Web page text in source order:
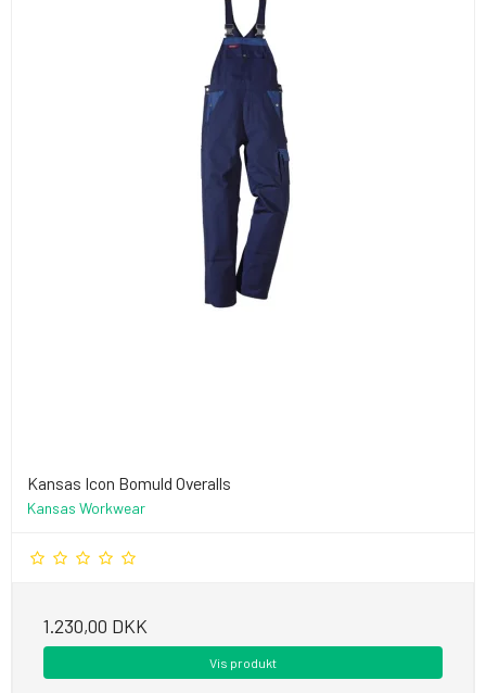
Kansas Icon Bomuld Overalls
Kansas Workwear
1.230,00 DKK
Vis produkt